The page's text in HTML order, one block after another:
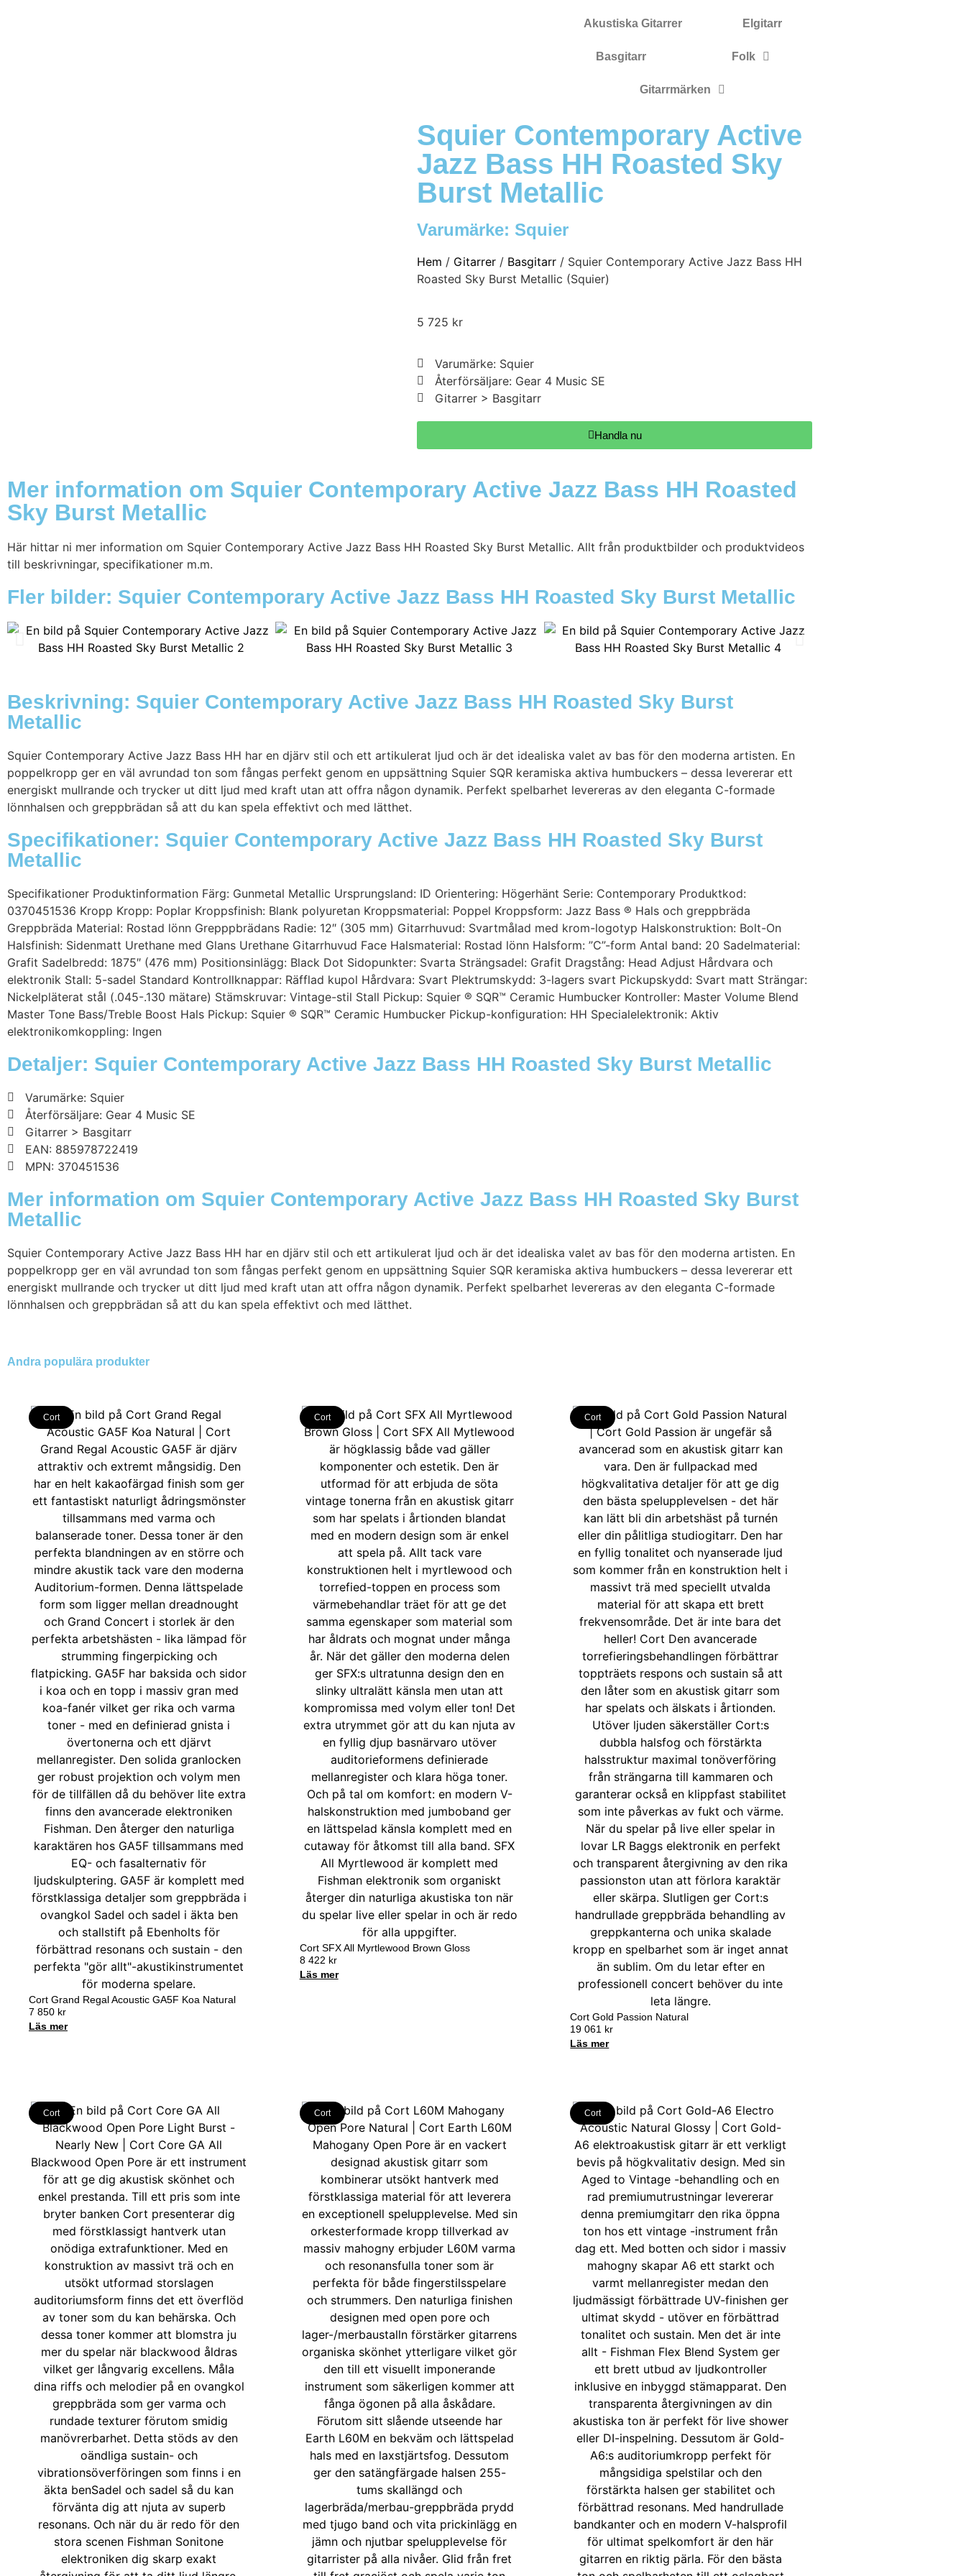
Akustiska Gitarrer Elgitarr
Basgitarr Folk
Gitarrmärken
Squier Contemporary Active
Jazz Bass HH Roasted Sky
Burst Metallic
Varumärke: Squier
Hem / Gitarrer / Basgitarr / Squier Contemporary Active Jazz Bass HH
Roasted Sky Burst Metallic (Squier)
5 725 kr
Varumärke: Squier
Återförsäljare: Gear 4 Music SE
Gitarrer > Basgitarr
Handla nu
Mer information om Squier Contemporary Active Jazz Bass HH Roasted
Sky Burst Metallic
Här hittar ni mer information om Squier Contemporary Active Jazz Bass HH Roasted Sky Burst Metallic. Allt från produktbilder och produktvideos
till beskrivningar, specifikationer m.m.
Fler bilder: Squier Contemporary Active Jazz Bass HH Roasted Sky Burst Metallic
Beskrivning: Squier Contemporary Active Jazz Bass HH Roasted Sky Burst
Metallic
Squier Contemporary Active Jazz Bass HH har en djärv stil och ett artikulerat ljud och är det idealiska valet av bas för den moderna artisten. En
poppelkropp ger en väl avrundad ton som fångas perfekt genom en uppsättning Squier SQR keramiska aktiva humbuckers – dessa levererar ett
energiskt mullrande och trycker ut ditt ljud med kraft utan att offra någon dynamik. Perfekt spelbarhet levereras av den eleganta C-formade
lönnhalsen och greppbrädan så att du kan spela effektivt och med lätthet.
Specifikationer: Squier Contemporary Active Jazz Bass HH Roasted Sky Burst
Metallic
Specifikationer Produktinformation Färg: Gunmetal Metallic Ursprungsland: ID Orientering: Högerhänt Serie: Contemporary Produktkod:
0370451536 Kropp Kropp: Poplar Kroppsfinish: Blank polyuretan Kroppsmaterial: Poppel Kroppsform: Jazz Bass ® Hals och greppbräda
Greppbräda Material: Rostad lönn Grepppbrädans Radie: 12″ (305 mm) Gitarrhuvud: Svartmålad med krom-logotyp Halskonstruktion: Bolt-On
Halsfinish: Sidenmatt Urethane med Glans Urethane Gitarrhuvud Face Halsmaterial: Rostad lönn Halsform: ”C”-form Antal band: 20 Sadelmaterial:
Grafit Sadelbredd: 1875″ (476 mm) Positionsinlägg: Black Dot Sidopunkter: Svarta Strängsadel: Grafit Dragstång: Head Adjust Hårdvara och
elektronik Stall: 5-sadel Standard Kontrollknappar: Räfflad kupol Hårdvara: Svart Plektrumskydd: 3-lagers svart Pickupskydd: Svart matt Strängar:
Nickelpläterat stål (.045-.130 mätare) Stämskruvar: Vintage-stil Stall Pickup: Squier ® SQR™ Ceramic Humbucker Kontroller: Master Volume Blend
Master Tone Bass/Treble Boost Hals Pickup: Squier ® SQR™ Ceramic Humbucker Pickup-konfiguration: HH Specialelektronik: Aktiv
elektronikomkoppling: Ingen
Detaljer: Squier Contemporary Active Jazz Bass HH Roasted Sky Burst Metallic
Varumärke: Squier
Återförsäljare: Gear 4 Music SE
Gitarrer > Basgitarr
EAN: 885978722419
MPN: 370451536
Mer information om Squier Contemporary Active Jazz Bass HH Roasted Sky Burst
Metallic
Squier Contemporary Active Jazz Bass HH har en djärv stil och ett artikulerat ljud och är det idealiska valet av bas för den moderna artisten. En
poppelkropp ger en väl avrundad ton som fångas perfekt genom en uppsättning Squier SQR keramiska aktiva humbuckers – dessa levererar ett
energiskt mullrande och trycker ut ditt ljud med kraft utan att offra någon dynamik. Perfekt spelbarhet levereras av den eleganta C-formade
lönnhalsen och greppbrädan så att du kan spela effektivt och med lätthet.
Andra populära produkter
Cort
Cort Grand Regal Acoustic GA5F Koa Natural
7 850 kr
Läs mer
Cort
Cort SFX All Myrtlewood Brown Gloss
8 422 kr
Läs mer
Cort
Cort Gold Passion Natural
19 061 kr
Läs mer
Cort Cort Cort